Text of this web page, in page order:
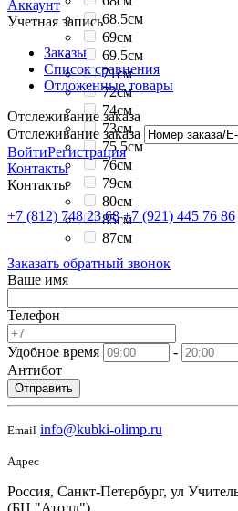
68.5см
69см
69.5см
71см
72см
74см
73см
75.5см
76см
79см
80см
85см
87см
Аккаунт
Учетная запись
Заказы
Список сравнения
Отложенные товары
Отслеживание заказа
Отслеживание заказа
ВойтиРегистрация
Контакты
Контакты
+7 (812) 748 23 68 +7 (921) 445 76 86
Заказать обратный звонок
Ваше имя
Телефон
Удобное время
-
Антибот
Отправить
Email info@kubki-olimp.ru
Адрес
Россия, Санкт-Петербург, ул
(БЦ "Атолл")